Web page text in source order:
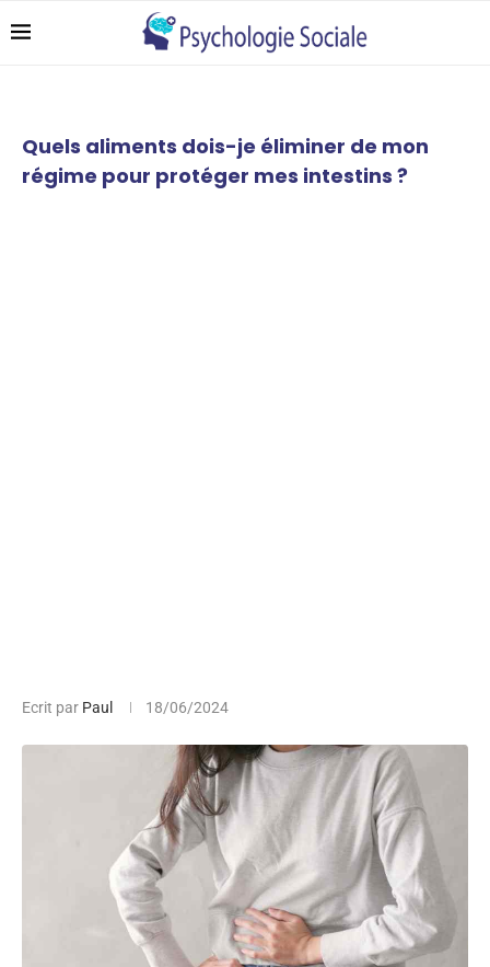
Quels aliments dois-je éliminer de mon
régime pour protéger mes intestins ?
Ecrit par Paul 18/06/2024